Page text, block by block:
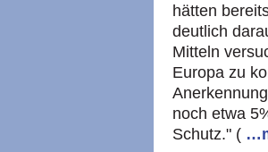
hätten
deutlich
Mitteln
Europa zu
noch etwa
Schutz." (